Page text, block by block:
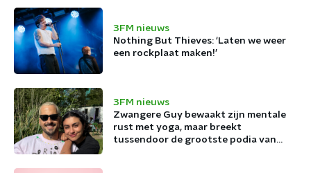
3FM nieuws
Nothing But Thieves: ‘Laten we weer
een rockplaat maken!’
3FM nieuws
Zwangere Guy bewaakt zijn mentale
rust met yoga, maar breekt
tussendoor de grootste podia van